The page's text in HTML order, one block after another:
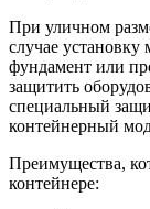
При уличном
случае
фундамент или
защитить
специальный
контейнерный
Преимущества,
контейнере: